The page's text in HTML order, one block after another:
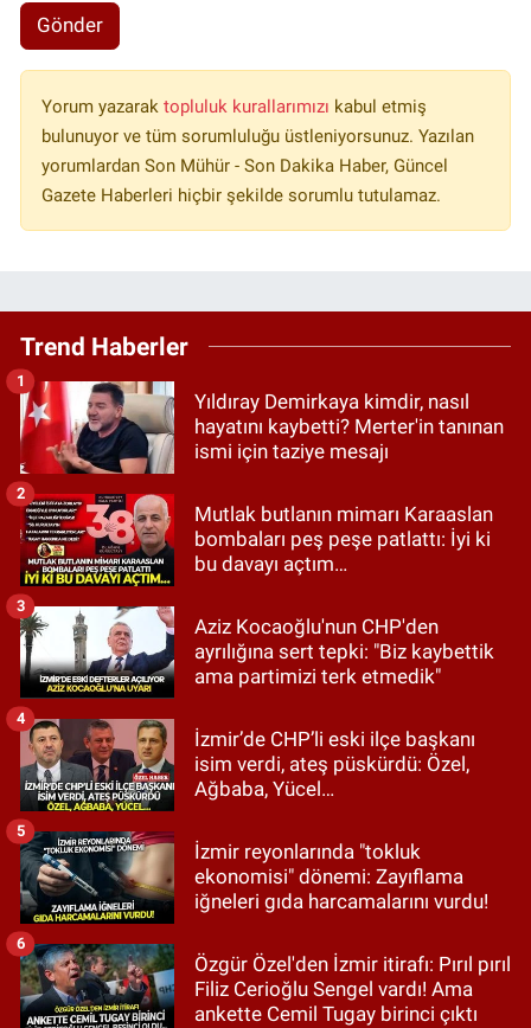
Gönder
Yorum yazarak topluluk kurallarımızı kabul etmiş
bulunuyor ve tüm sorumluluğu üstleniyorsunuz. Yazılan
yorumlardan Son Mühür - Son Dakika Haber, Güncel
Gazete Haberleri hiçbir şekilde sorumlu tutulamaz.
Trend Haberler
Yıldıray Demirkaya kimdir, nasıl
hayatını kaybetti? Merter'in tanınan
ismi için taziye mesajı
1
Mutlak butlanın mimarı Karaaslan
bombaları peş peşe patlattı: İyi ki
bu davayı açtım…
2
Aziz Kocaoğlu'nun CHP'den
ayrılığına sert tepki: "Biz kaybettik
ama partimizi terk etmedik"
3
İzmir’de CHP’li eski ilçe başkanı
isim verdi, ateş püskürdü: Özel,
Ağbaba, Yücel…
4
İzmir reyonlarında "tokluk
ekonomisi" dönemi: Zayıflama
iğneleri gıda harcamalarını vurdu!
5
Özgür Özel'den İzmir itirafı: Pırıl pırıl
Filiz Cerioğlu Sengel vardı! Ama
ankette Cemil Tugay birinci çıktı
6